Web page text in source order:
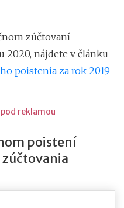
zúčtovaní
2020, nájdete v článku
poistenia za rok 2019
reklamou
poistení